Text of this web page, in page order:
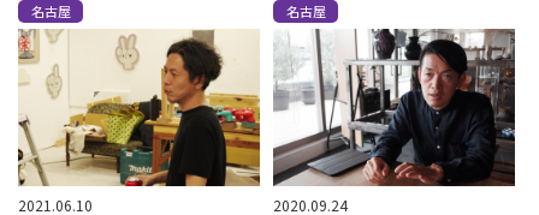
名古屋
2021.06.10
名古屋
2020.09.24